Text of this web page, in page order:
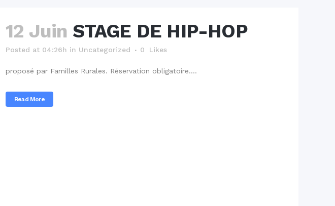
12 Juin STAGE DE HIP-HOP
Posted at 04:26h in Uncategorized 0 Likes
proposé par Familles Rurales. Réservation obligatoire....
Read More